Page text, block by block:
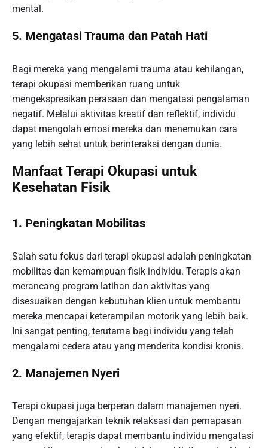
mental.
5. Mengatasi Trauma dan Patah Hati
Bagi mereka yang mengalami trauma atau kehilangan,
terapi okupasi memberikan ruang untuk
mengekspresikan perasaan dan mengatasi pengalaman
negatif. Melalui aktivitas kreatif dan reflektif, individu
dapat mengolah emosi mereka dan menemukan cara
yang lebih sehat untuk berinteraksi dengan dunia.
Manfaat Terapi Okupasi untuk
Kesehatan Fisik
1. Peningkatan Mobilitas
Salah satu fokus dari terapi okupasi adalah peningkatan
mobilitas dan kemampuan fisik individu. Terapis akan
merancang program latihan dan aktivitas yang
disesuaikan dengan kebutuhan klien untuk membantu
mereka mencapai keterampilan motorik yang lebih baik.
Ini sangat penting, terutama bagi individu yang telah
mengalami cedera atau yang menderita kondisi kronis.
2. Manajemen Nyeri
Terapi okupasi juga berperan dalam manajemen nyeri.
Dengan mengajarkan teknik relaksasi dan pernapasan
yang efektif, terapis dapat membantu individu mengatasi